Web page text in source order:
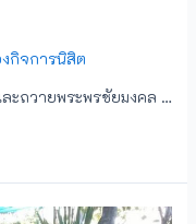
กิจการนิสิต
ะถวายพระพรชัยมงคล …